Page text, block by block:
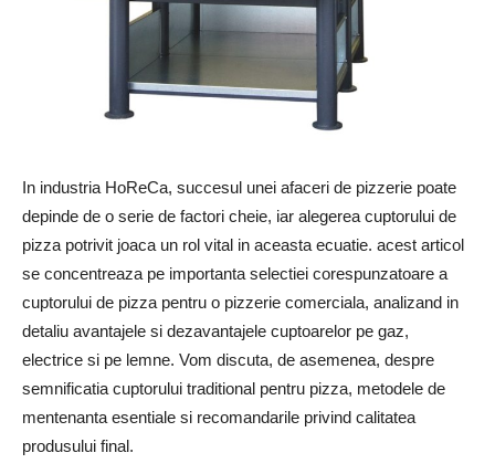
In industria HoReCa, succesul unei afaceri de pizzerie poate
depinde de o serie de factori cheie, iar alegerea cuptorului de
pizza potrivit joaca un rol vital in aceasta ecuatie. acest articol
se concentreaza pe importanta selectiei corespunzatoare a
cuptorului de pizza pentru o pizzerie comerciala, analizand in
detaliu avantajele si dezavantajele cuptoarelor pe gaz,
electrice si pe lemne. Vom discuta, de asemenea, despre
semnificatia cuptorului traditional pentru pizza, metodele de
mentenanta esentiale si recomandarile privind calitatea
produsului final.